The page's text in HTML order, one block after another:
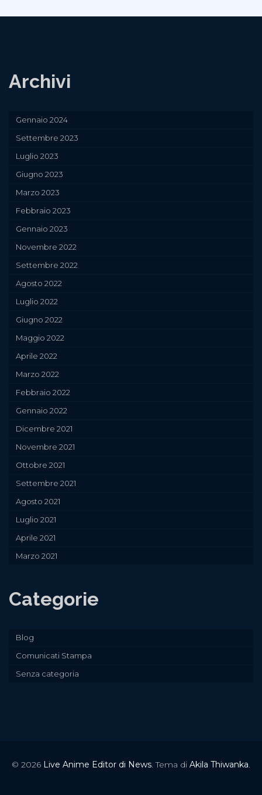
Archivi
Gennaio 2024
Settembre 2023
Luglio 2023
Giugno 2023
Marzo 2023
Febbraio 2023
Gennaio 2023
Novembre 2022
Settembre 2022
Agosto 2022
Luglio 2022
Giugno 2022
Maggio 2022
Aprile 2022
Marzo 2022
Febbraio 2022
Gennaio 2022
Dicembre 2021
Novembre 2021
Ottobre 2021
Settembre 2021
Agosto 2021
Luglio 2021
Aprile 2021
Marzo 2021
Categorie
Blog
Comunicati Stampa
Senza categoria
© 2026 Live Anime Editor di News. Tema di Akila Thiwanka.